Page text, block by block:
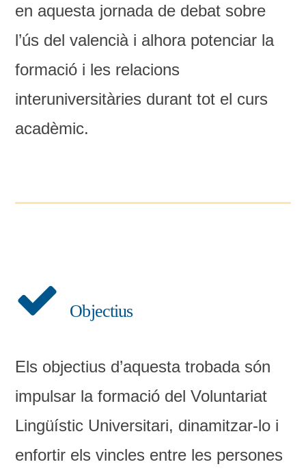
en aquesta jornada de debat sobre
l’ús del valencià i alhora potenciar la
formació i les relacions
interuniversitàries durant tot el curs
acadèmic.
Objectius
Els objectius d’aquesta trobada són
impulsar la formació del Voluntariat
Lingüístic Universitari, dinamitzar-lo i
enfortir els vincles entre les persones